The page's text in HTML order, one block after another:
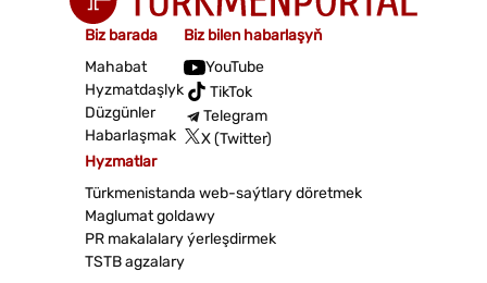
Biz barada
Mahabat
Hyzmatdaşlyk
Düzgünler
Habarlaşmak
Biz bilen habarlaşyň
YouTube
TikTok
Telegram
X (Twitter)
Hyzmatlar
Türkmenistanda web-saýtlary döretmek
Maglumat goldawy
PR makalalary ýerleşdirmek
TSTB agzalary